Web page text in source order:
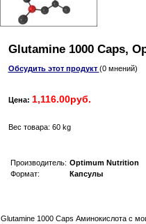
Glutamine 1000 Caps,
Обсудить этот продукт (0 мнений)
Цена: 1,116.00руб.
Вес товара: 60 kg
Производитель: Optimum Nutrition
Формат:
Капсулы
Glutamine 1000 Caps Аминокислота с